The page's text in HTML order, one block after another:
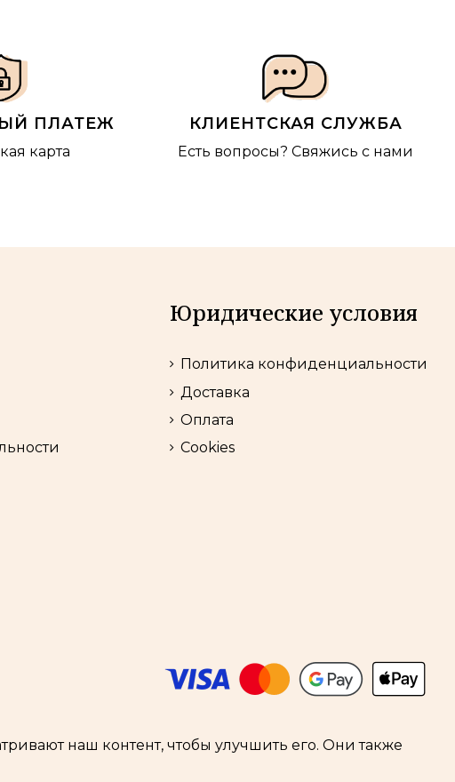
ПЛАТЕЖ
карта
КЛИЕНТСКАЯ СЛУЖБА
Есть вопросы?Свяжись с нами
Юридические условия
Политика конфиденциальности
Доставка
Оплата
Cookies
наш контент, чтобы улучшить его. Они также